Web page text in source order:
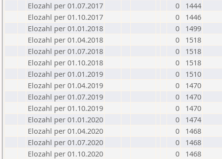
Elozahl per 01.07.2017
0
1444
Elozahl per 01.10.2017
0
1446
Elozahl per 01.01.2018
0
1499
Elozahl per 01.04.2018
0
1518
Elozahl per 01.07.2018
0
1518
Elozahl per 01.10.2018
0
1518
Elozahl per 01.01.2019
0
1510
Elozahl per 01.04.2019
0
1470
Elozahl per 01.07.2019
0
1470
Elozahl per 01.10.2019
0
1470
Elozahl per 01.01.2020
0
1474
Elozahl per 01.04.2020
0
1468
Elozahl per 01.07.2020
0
1468
Elozahl per 01.10.2020
0
1468